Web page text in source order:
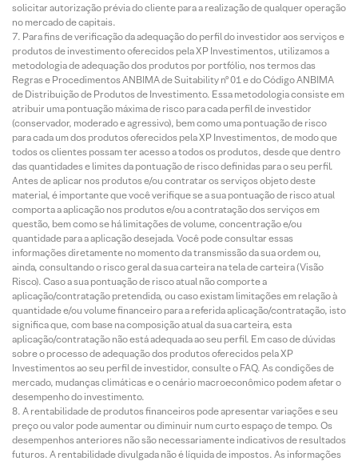
solicitar autorização prévia do cliente para a realização de qualquer operação
no mercado de capitais.
Para fins de verificação da adequação do perfil do investidor aos serviços e
produtos de investimento oferecidos pela XP Investimentos, utilizamos a
metodologia de adequação dos produtos por portfólio, nos termos das
Regras e Procedimentos ANBIMA de Suitability nº 01 e do Código ANBIMA
de Distribuição de Produtos de Investimento. Essa metodologia consiste em
atribuir uma pontuação máxima de risco para cada perfil de investidor
(conservador, moderado e agressivo), bem como uma pontuação de risco
para cada um dos produtos oferecidos pela XP Investimentos, de modo que
todos os clientes possam ter acesso a todos os produtos, desde que dentro
das quantidades e limites da pontuação de risco definidas para o seu perfil.
Antes de aplicar nos produtos e/ou contratar os serviços objeto deste
material, é importante que você verifique se a sua pontuação de risco atual
comporta a aplicação nos produtos e/ou a contratação dos serviços em
questão, bem como se há limitações de volume, concentração e/ou
quantidade para a aplicação desejada. Você pode consultar essas
informações diretamente no momento da transmissão da sua ordem ou,
ainda, consultando o risco geral da sua carteira na tela de carteira (Visão
Risco). Caso a sua pontuação de risco atual não comporte a
aplicação/contratação pretendida, ou caso existam limitações em relação à
quantidade e/ou volume financeiro para a referida aplicação/contratação, isto
significa que, com base na composição atual da sua carteira, esta
aplicação/contratação não está adequada ao seu perfil. Em caso de dúvidas
sobre o processo de adequação dos produtos oferecidos pela XP
Investimentos ao seu perfil de investidor, consulte o FAQ. As condições de
mercado, mudanças climáticas e o cenário macroeconômico podem afetar o
desempenho do investimento.
A rentabilidade de produtos financeiros pode apresentar variações e seu
preço ou valor pode aumentar ou diminuir num curto espaço de tempo. Os
desempenhos anteriores não são necessariamente indicativos de resultados
futuros. A rentabilidade divulgada não é líquida de impostos. As informações